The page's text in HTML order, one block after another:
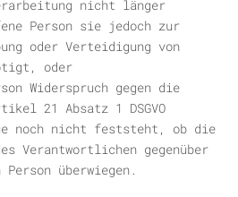
nicht länger
Person sie jedoch zur
oder Verteidigung von
oder
Widerspruch gegen die
21 Absatz 1 DSGVO
noch nicht feststeht, ob die
Verantwortlichen gegenüber
überwiegen.